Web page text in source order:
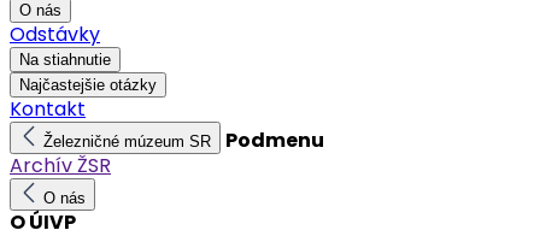
O nás
Odstávky
Na stiahnutie
Najčastejšie otázky
Kontakt
Železničné múzeum SR
Podmenu
Archív ŽSR
O nás
O ÚIVP